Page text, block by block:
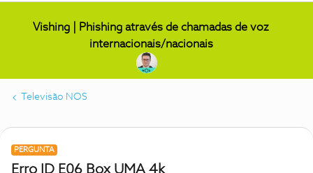
Vishing | Phishing através de chamadas de voz
internacionais/nacionais
Televisão NOS
PERGUNTA
Erro ID E06 Box UMA 4k